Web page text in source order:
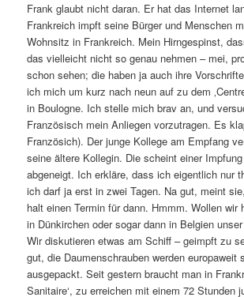
Frank glaubt nicht daran. Er hat das Internet
Frankreich impft seine Bürger und Menschen
Wohnsitz in Frankreich. Mein Hirngespinst,
das vielleicht nicht so genau nehmen – mei,
schon sehen; die haben ja auch ihre
ich mich um kurz nach neun auf zu dem
in Boulogne. Ich stelle mich brav an, und
Französisch mein Anliegen vorzutragen. Es
Französich). Der junge Kollege am Empfang
seine ältere Kollegin. Die scheint einer
abgeneigt. Ich erkläre, dass ich eigentlich nur
ich darf ja erst in zwei Tagen. Na gut, meint
halt einen Termin für dann. Hmmm. Wollen wir
in Dünkirchen oder sogar dann in Belgien
Wir diskutieren etwas am Schiff – geimpft zu
gut, die Daumenschrauben werden europaweit
ausgepackt. Seit gestern braucht man in
Sanitaire‘, zu erreichen mit einem 72 Stunden